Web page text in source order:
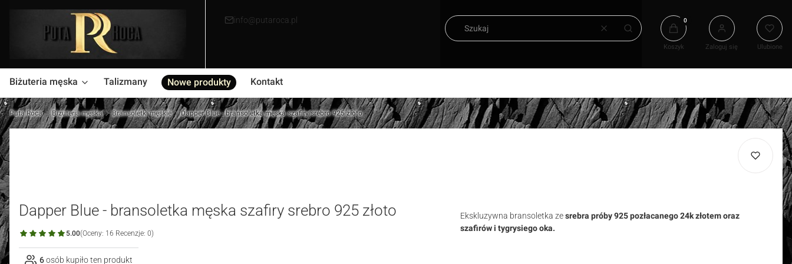
info@putaroca.pl
WyczyśćSzukaj
Produkty w koszyku: 0. Zobacz
Koszyk Zaloguj się Ulubione
Biżuteria męska Talizmany Nowe produkty Kontakt
Puta Roca Biżuteria męska Bransoletki męskie Dapper Blue - bransoletka męska szafiry srebro 925 złoto
Dapper Blue - bransoletka męska szafiry srebro 925 złoto
5.00(Oceny: 16 Recenzje: 0)
6osób kupiło ten produkt
Ekskluzywna bransoletka zesrebra próby 925 pozłacanego 24k złotem oraz
szafirów i tygrysiego oka.